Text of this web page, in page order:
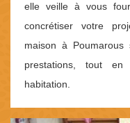
elle veille à vous
concrétiser votre
maison à
prestations, tout
habitation.